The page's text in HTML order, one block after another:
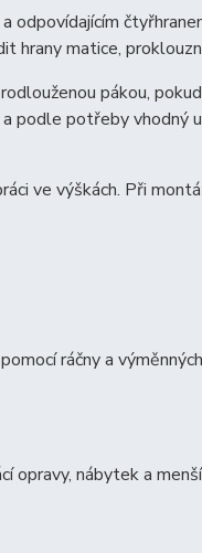
hrany matice,
pákou,
podle potřeby vhodný
ve výškách. Při
ráčny a
opravy, nábytek a